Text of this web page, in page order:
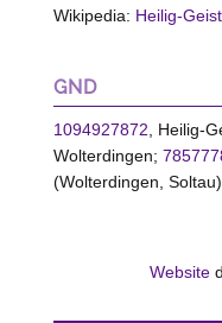
Wikipedia: Heilig-
GND
1094927872 , Heilig-
Wolterdingen;
(Wolterdingen, Soltau)
Website